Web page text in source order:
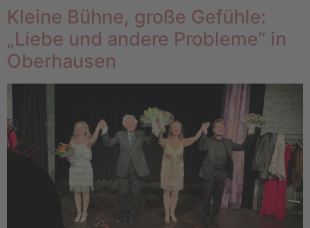
Kleine Bühne, große Gefühle:
„Liebe und andere Probleme“ in
Oberhausen